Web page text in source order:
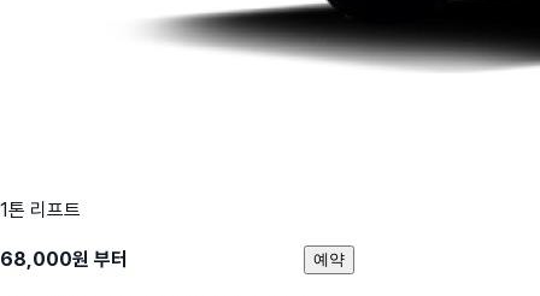
1톤 리프트
68,000원 부터 예약